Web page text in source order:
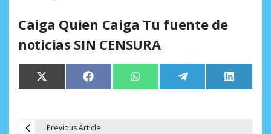
Caiga Quien Caiga Tu fuente de
noticias SIN CENSURA
Compartir
en
X
(Twitter)
Compartir
en
Facebook Compartir
en
WhatsApp Compartir
en
Telegram
en
LinkedIn
Previous Article